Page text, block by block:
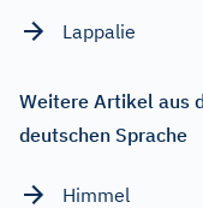
Lappalie
Weitere Artikel aus
deutschen Sprache
Himmel